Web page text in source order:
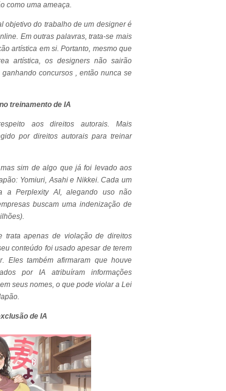
como uma ameaça.
objetivo do trabalho de um designer é
Em outras palavras, trata-se mais
artística em si. Portanto, mesmo que
artística, os designers não sairão
concursos , então nunca se
treinamento de IA
aos direitos autorais. Mais
por direitos autorais para treinar
sim de algo que já foi levado aos
Yomiuri, Asahi e Nikkei. Cada um
a Perplexity AI, alegando uso não
buscam uma indenização de
trata apenas de violação de direitos
conteúdo foi usado apesar de terem
Eles também afirmaram que houve
por IA atribuíram informações
seus nomes, o que pode violar a Lei
de IA